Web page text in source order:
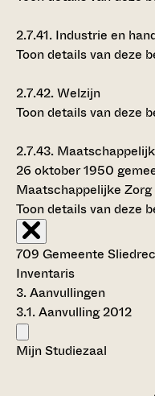
2.7.41. Industrie en
Toon details van deze
2.7.42.Welzijn
Toon details van deze
2.7.43.
26 oktober 1950
Maatschappelijke Zorg
Toon details van deze
709 Gemeente
Inventaris
3. Aanvullingen
3.1. Aanvulling 2012
Mijn Studiezaal